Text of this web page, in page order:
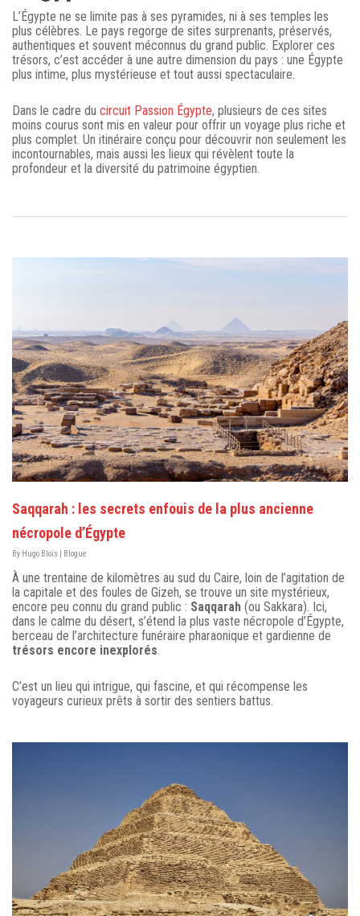
L’Égypte ne se limite pas à ses pyramides, ni à ses temples les
plus célèbres. Le pays regorge de sites surprenants, préservés,
authentiques et souvent méconnus du grand public. Explorer ces
trésors, c’est accéder à une autre dimension du pays : une Égypte
plus intime, plus mystérieuse et tout aussi spectaculaire.
Dans le cadre du circuit Passion Égypte, plusieurs de ces sites
moins courus sont mis en valeur pour offrir un voyage plus riche et
plus complet. Un itinéraire conçu pour découvrir non seulement les
incontournables, mais aussi les lieux qui révèlent toute la
profondeur et la diversité du patrimoine égyptien.
Saqqarah : les secrets enfouis de la plus ancienne
nécropole d’Égypte
By Hugo Blois Blogue
À une trentaine de kilomètres au sud du Caire, loin de l’agitation de
la capitale et des foules de Gizeh, se trouve un site mystérieux,
encore peu connu du grand public : Saqqarah (ou Sakkara). Ici,
dans le calme du désert, s’étend la plus vaste nécropole d’Égypte,
berceau de l’architecture funéraire pharaonique et gardienne de
trésors encore inexplorés.
C’est un lieu qui intrigue, qui fascine, et qui récompense les
voyageurs curieux prêts à sortir des sentiers battus.